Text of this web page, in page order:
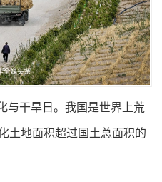
与干旱日。我国是世界上荒
土地面积超过国土总面积的